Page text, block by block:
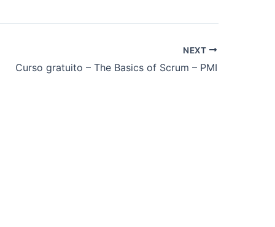
NEXT
Curso gratuito – The Basics of Scrum – PMI